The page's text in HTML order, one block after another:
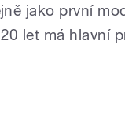
jako první
let má hlavní